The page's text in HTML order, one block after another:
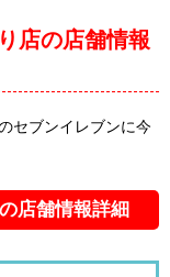
店の店舗情報
セブンイレブンに今
店舗情報詳細